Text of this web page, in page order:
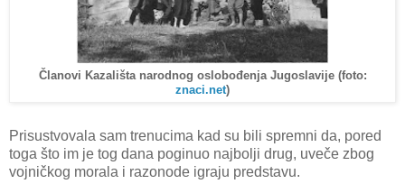
Članovi Kazališta narodnog oslobođenja Jugoslavije (foto:
znaci.net)
Prisustvovala sam trenucima kad su bili spremni da, pored
toga što im je tog dana poginuo najbolji drug, uveče zbog
vojničkog morala i razonode igraju predstavu.